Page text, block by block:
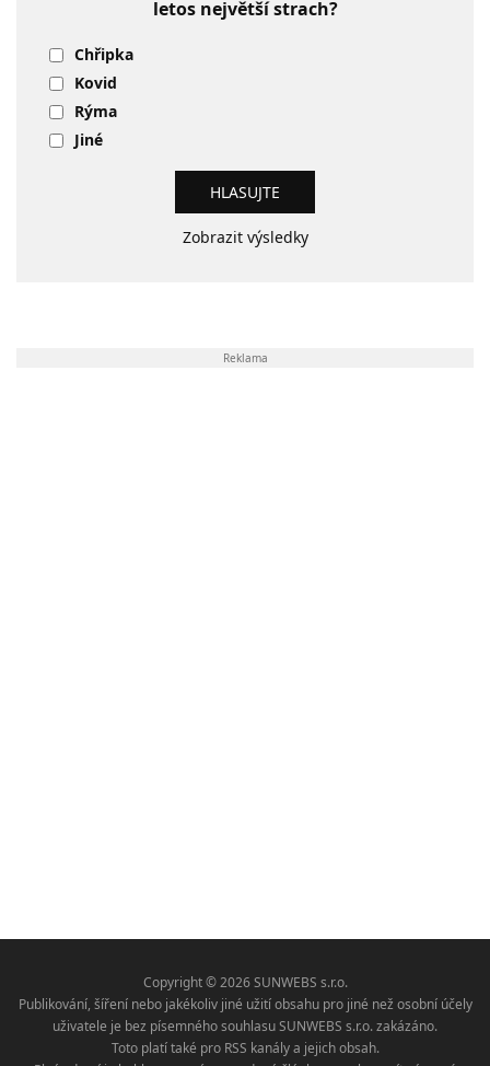
letos největší strach?
Chřipka
Kovid
Rýma
Jiné
Zobrazit výsledky
Reklama
Copyright © 2026 SUNWEBS s.r.o.
Publikování, šíření nebo jakékoliv jiné užití obsahu pro jiné než osobní účely
uživatele je bez písemného souhlasu SUNWEBS s.r.o. zakázáno.
Toto platí také pro RSS kanály a jejich obsah.